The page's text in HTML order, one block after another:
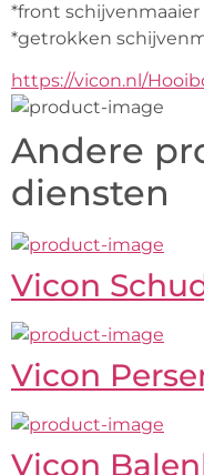
*front
*getrokken
https://vicon.nl/
Andere
diensten
Vicon
Vicon
Vicon